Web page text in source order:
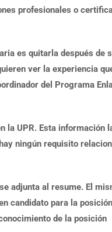
profesionales o
es quitarla después de
ver la experiencia
del Programa
la UPR. Esta información
ningún requisito
adjunta al resume. El
candidato para la
de la posición